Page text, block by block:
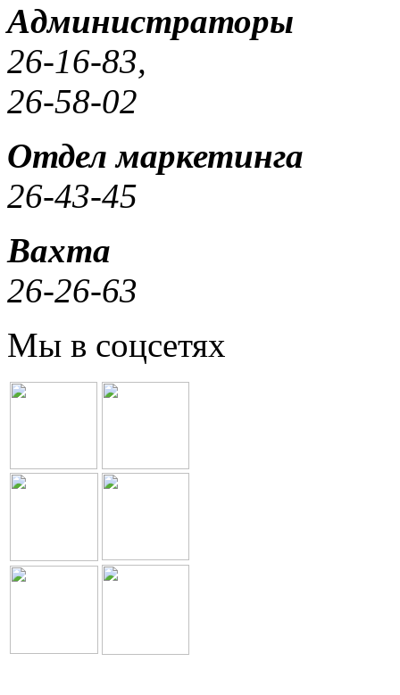
Администраторы
26-16-83,
26-58-02
Отдел маркетинга
26-43-45
Вахта
26-26-63
Мы в соцсетях